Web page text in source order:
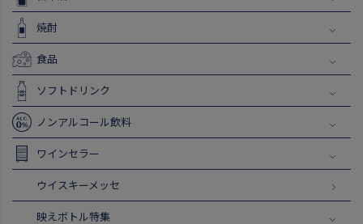
焼酎
食品
ソフトドリンク
ノンアルコール飲料
ワインセラー
ウイスキーメッセ
映えボトル特集